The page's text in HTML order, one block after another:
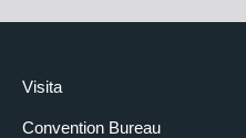
Visita
Convention Bureau